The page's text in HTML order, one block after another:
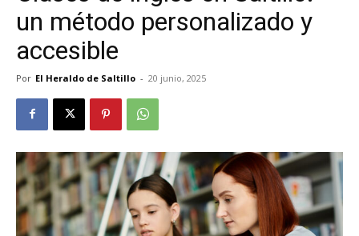
un método personalizado y
accesible
Por El Heraldo de Saltillo - 20 junio, 2025